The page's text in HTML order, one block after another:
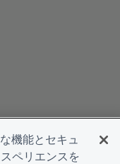
機能とセキュ
ペリエンスを